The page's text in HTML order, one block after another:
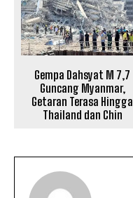
Gempa Dahsyat M 7,7
Guncang Myanmar,
Getaran Terasa Hingga
Thailand dan Chin